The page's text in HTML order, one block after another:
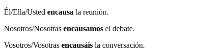
Él/Ella/Usted encausa la reunión.
Nosotros/Nosotras encausamos el debate.
Vosotros/Vosotras encausáis la conversación.